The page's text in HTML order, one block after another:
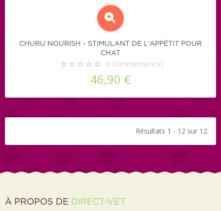
CHURU NOURISH - STIMULANT DE L'APPÉTIT POUR
CHAT
0 Commentaire(s)
46,90 €
Résultats 1 - 12 sur 12.
À PROPOS DE DIRECT-VET